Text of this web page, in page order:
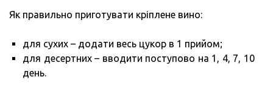
Як правильно приготувати кріплене вино:
для сухих – додати весь цукор в 1 прийом;
для десертних – вводити поступово на 1, 4, 7, 10
день.